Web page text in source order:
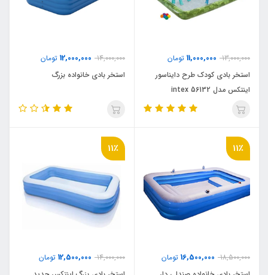
13,000,000
11,000,000 تومان
استخر بادی کودک طرح دایناسور
اینتکس مدل intex 56132
14,000,000
12,000,000 تومان
استخر بادی خانواده بزرگ
11٪
18,500,000
16,500,000 تومان
11٪
14,000,000
12,500,000 تومان